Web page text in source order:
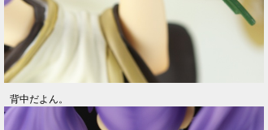
背中だよん。